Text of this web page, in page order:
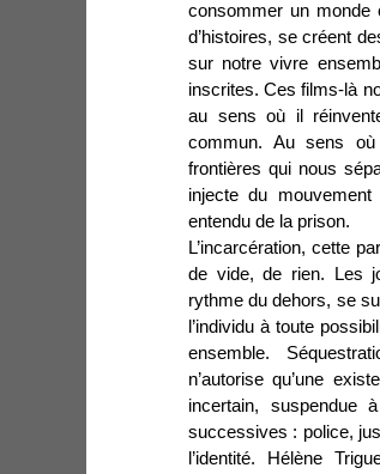
consommer un monde
d’histoires, se créent
sur notre vivre
inscrites. Ces films-là
au sens où il
commun. Au sens
frontières qui nous
injecte du
entendu de la prison.
L’incarcération, cette
de vide, de rien. Les
rythme du dehors, se
l’individu à toute
ensemble.
n’autorise qu’une
incertain, suspendue
successives : police,
l’identité. Hélène